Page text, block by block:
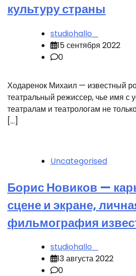
культуру страны
studiohallo_
15 сентября 2022
0
Ходаренок Михаил — известный
театральный режиссер, чье имя с
театралам и театрологам не
[…]
Uncategorised
Борис Новиков —
сцене и экране,
фильмография
studiohallo_
13 августа 2022
0